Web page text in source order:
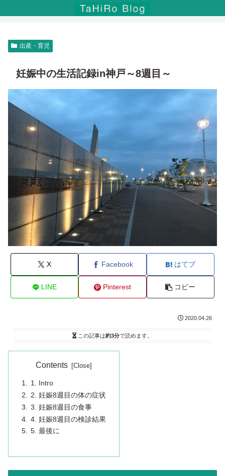
出産・育児
妊娠中の生活記録in神戸～8週目～
X Facebook はてブ
LINE Pinterest コピー
2020.04.26
この記事は約3分で読めます。
Contents
1. Intro
2. 妊娠8週目の体の症状
3. 妊娠8週目の食事
4. 妊娠8週目の検診結果
5. 最後に